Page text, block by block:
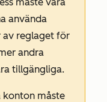
använda
av reglaget för
andra
tillgängliga.
konton måste